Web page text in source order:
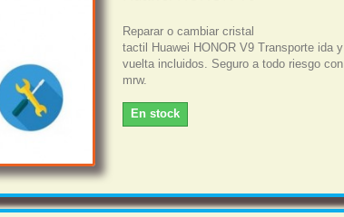
Reparar o cambiar cristal
tactil Huawei HONOR V9 Transporte ida y
vuelta incluidos. Seguro a todo riesgo con
mrw.
En stock